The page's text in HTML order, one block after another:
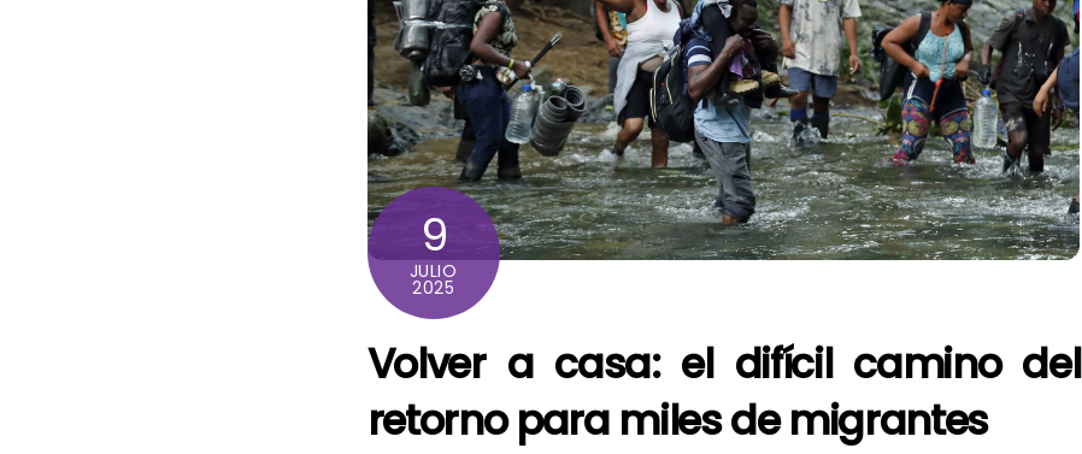
9
JULIO
2025
Volver a casa: el difícil camino del
retorno para miles de migrantes